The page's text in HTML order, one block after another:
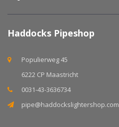
Haddocks Pipeshop
Populierweg 45
6222 CP Maastricht
0031-43-3636734
pipe@haddockslightershop.com